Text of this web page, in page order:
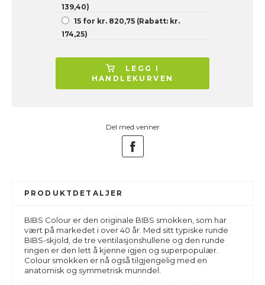
139,40)
15 for kr. 820,75 (Rabatt: kr.
174,25)
LEGG I
HANDLEKURVEN
Del med venner
PRODUKTDETALJER
BIBS Colour er den originale BIBS smokken, som har
vært på markedet i over 40 år. Med sitt typiske runde
BIBS-skjold, de tre ventilasjonshullene og den runde
ringen er den lett å kjenne igjen og superpopulær.
Colour smokken er nå også tilgjengelig med en
anatomisk og symmetrisk munndel.